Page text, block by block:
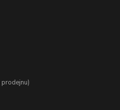
prodejnu)